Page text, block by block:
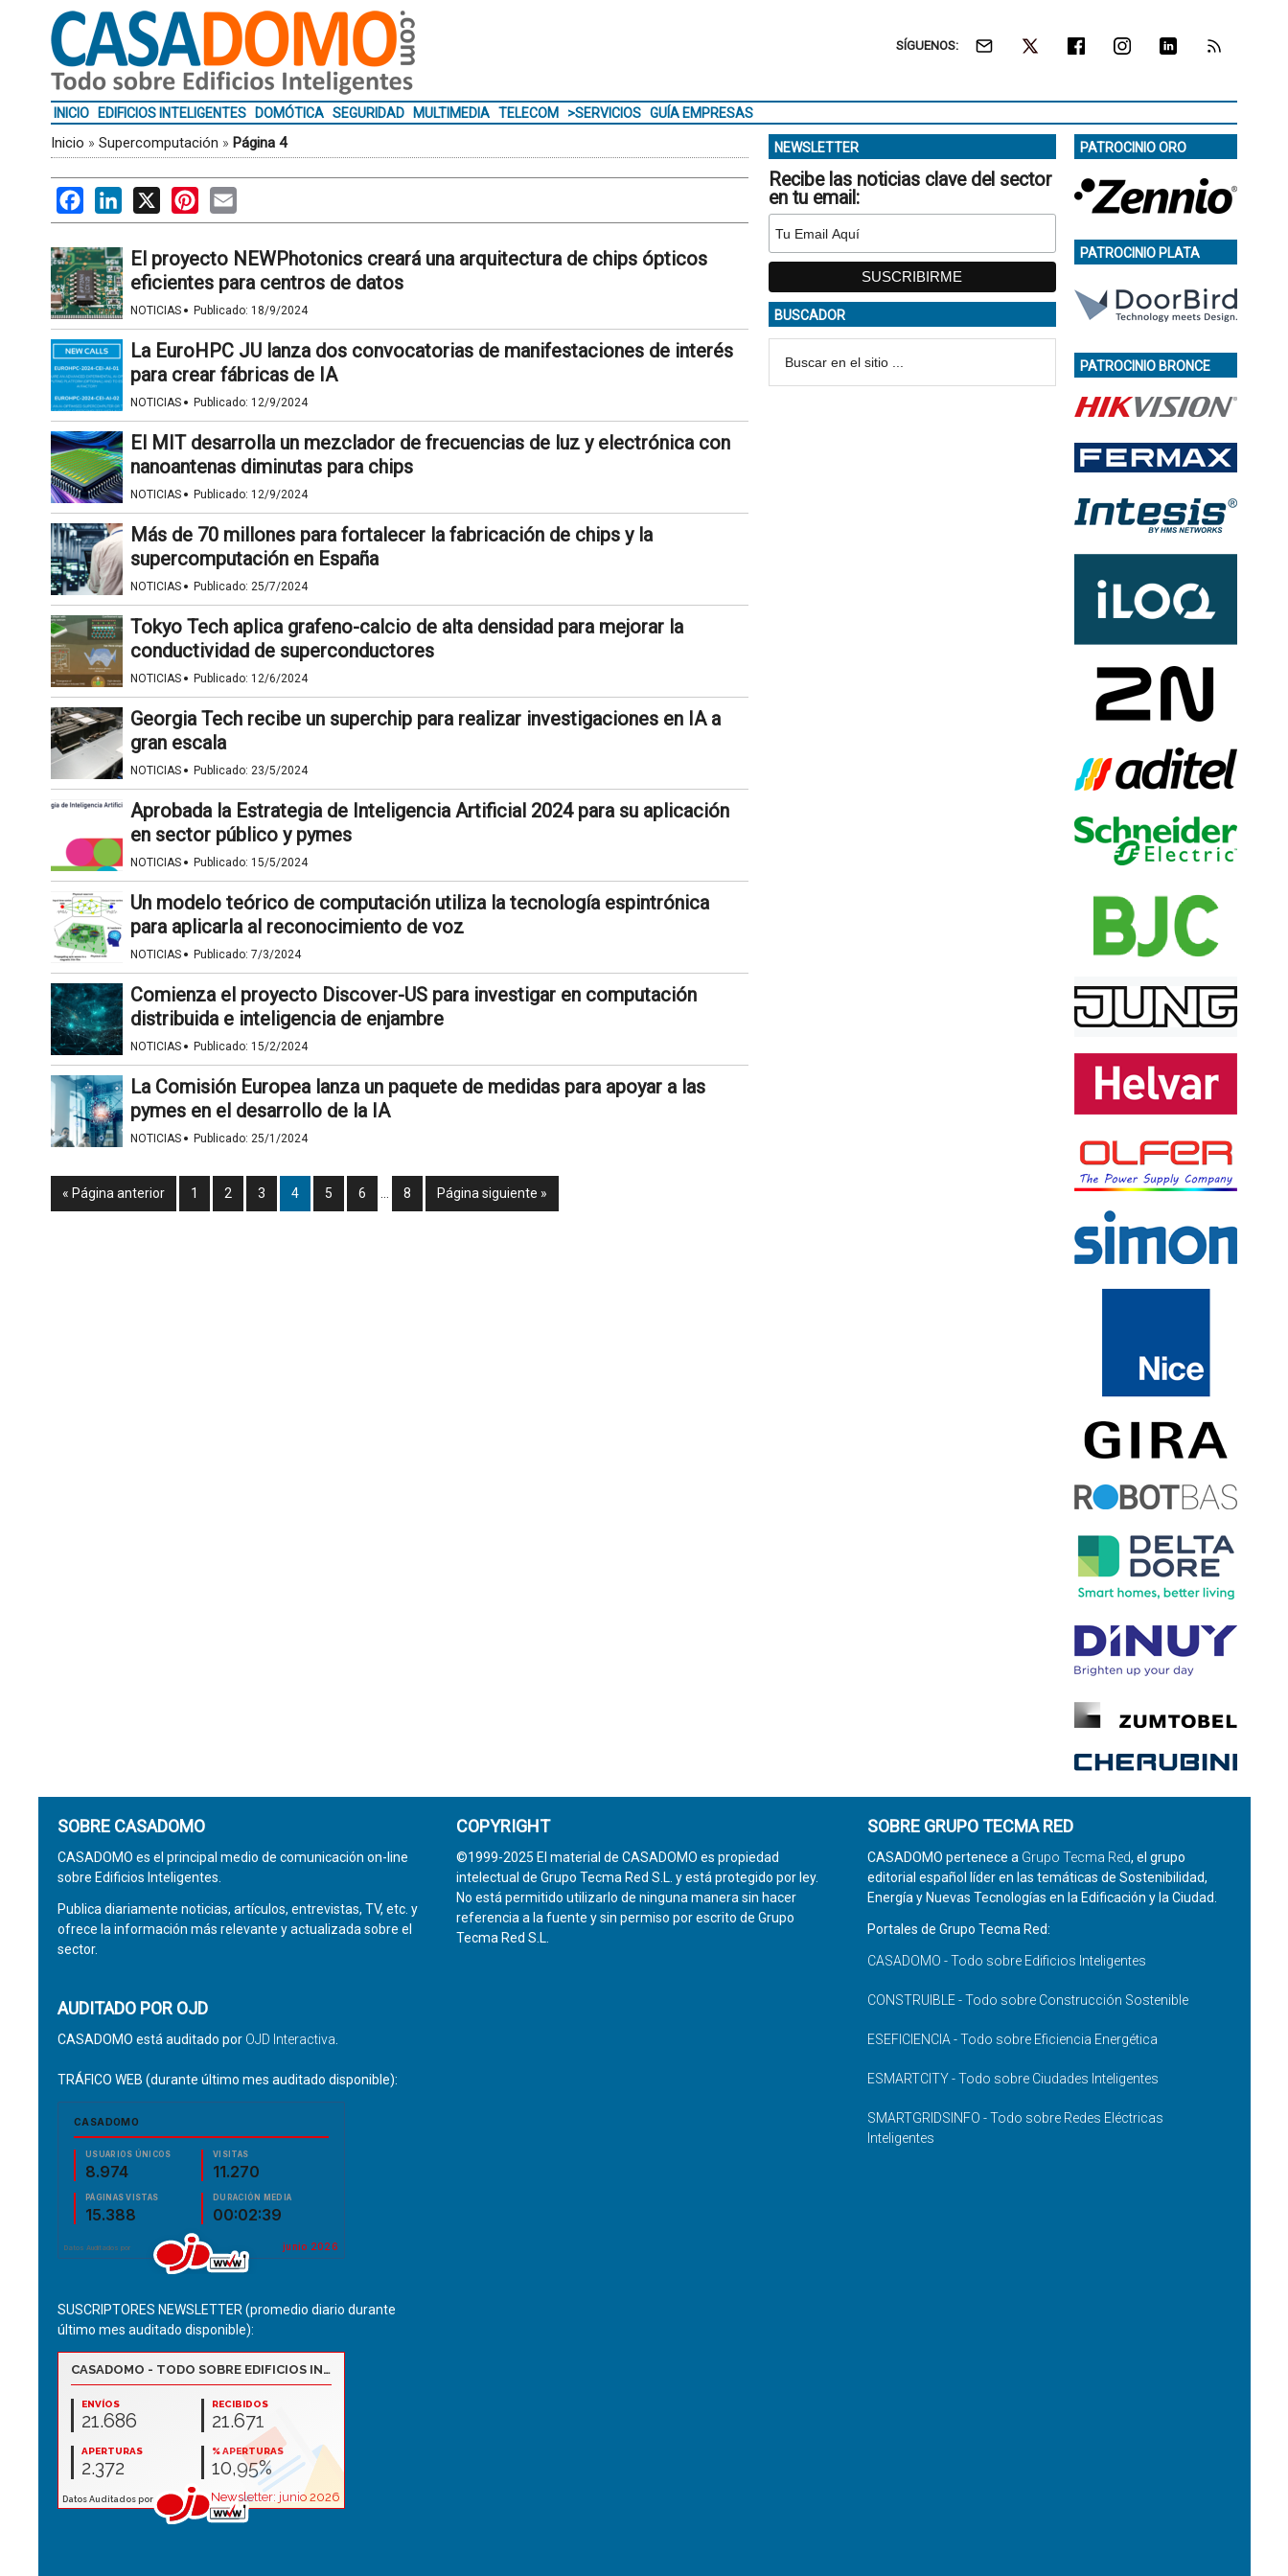
SÍGUENOS:
INICIO EDIFICIOS INTELIGENTES DOMÓTICA SEGURIDAD MULTIMEDIA TELECOM >SERVICIOS GUÍA EMPRESAS
Inicio » Supercomputación » Página 4
FacebookLinkedIn
X PinterestEmail
El proyecto NEWPhotonics creará una arquitectura de chips ópticos
eficientes para centros de datos
NOTICIAS · Publicado: 18/9/2024
La EuroHPC JU lanza dos convocatorias de manifestaciones de interés
para crear fábricas de IA
NOTICIAS · Publicado: 12/9/2024
El MIT desarrolla un mezclador de frecuencias de luz y electrónica con
nanoantenas diminutas para chips
NOTICIAS · Publicado: 12/9/2024
Más de 70 millones para fortalecer la fabricación de chips y la
supercomputación en España
NOTICIAS · Publicado: 25/7/2024
Tokyo Tech aplica grafeno-calcio de alta densidad para mejorar la
conductividad de superconductores
NOTICIAS · Publicado: 12/6/2024
Georgia Tech recibe un superchip para realizar investigaciones en IA a
gran escala
NOTICIAS · Publicado: 23/5/2024
Aprobada la Estrategia de Inteligencia Artificial 2024 para su aplicación
en sector público y pymes
NOTICIAS · Publicado: 15/5/2024
Un modelo teórico de computación utiliza la tecnología espintrónica
para aplicarla al reconocimiento de voz
NOTICIAS · Publicado: 7/3/2024
Comienza el proyecto Discover-US para investigar en computación
distribuida e inteligencia de enjambre
NOTICIAS · Publicado: 15/2/2024
La Comisión Europea lanza un paquete de medidas para apoyar a las
pymes en el desarrollo de la IA
NOTICIAS · Publicado: 25/1/2024
« Página anterior 1 2 3 4 5 6 8 Página siguiente »
NEWSLETTER
Recibe las noticias clave del sector
en tu email:
BUSCADOR
PATROCINIO ORO
PATROCINIO PLATA
PATROCINIO BRONCE
SOBRE CASADOMO
CASADOMO es el principal medio de comunicación on-line
sobre Edificios Inteligentes.
Publica diariamente noticias, artículos, entrevistas, TV, etc. y
ofrece la información más relevante y actualizada sobre el
sector.
AUDITADO POR OJD
CASADOMO está auditado por OJD Interactiva
TRÁFICO WEB (durante último mes auditado disponible):
SUSCRIPTORES NEWSLETTER (promedio diario durante
último mes auditado disponible):
COPYRIGHT
©1999-2025 El material de CASADOMO es propiedad
intelectual de Grupo Tecma Red S.L. y está protegido por ley.
No está permitido utilizarlo de ninguna manera sin hacer
referencia a la fuente y sin permiso por escrito de Grupo
Tecma Red S.L.
SOBRE GRUPO TECMA RED
CASADOMO pertenece a Grupo Tecma Red, el grupo
editorial español líder en las temáticas de Sostenibilidad,
Energía y Nuevas Tecnologías en la Edificación y la Ciudad.
Portales de Grupo Tecma Red:
CASADOMO - Todo sobre Edificios Inteligentes
CONSTRUIBLE - Todo sobre Construcción Sostenible
ESEFICIENCIA - Todo sobre Eficiencia Energética
ESMARTCITY - Todo sobre Ciudades Inteligentes
SMARTGRIDSINFO - Todo sobre Redes Eléctricas
Inteligentes